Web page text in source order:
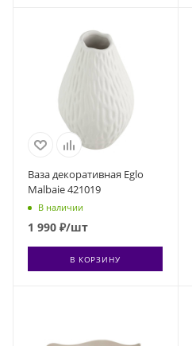
Ваза декоративная Eglo
Malbaie 421019
В наличии
1 990 ₽/шт
В КОРЗИНУ